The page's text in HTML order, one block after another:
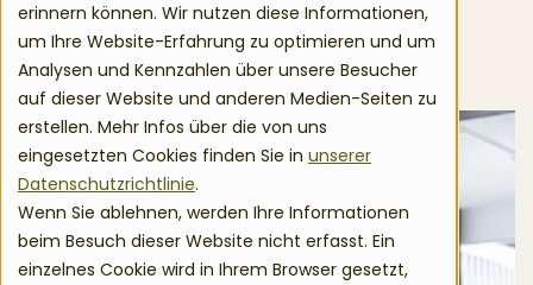
erinnern können. Wir nutzen diese Informationen,
um Ihre Website-Erfahrung zu optimieren und um
Analysen und Kennzahlen über unsere Besucher
auf dieser Website und anderen Medien-Seiten zu
erstellen. Mehr Infos über die von uns
eingesetzten Cookies finden Sie in unserer
Datenschutzrichtlinie.
Wenn Sie ablehnen, werden Ihre Informationen
beim Besuch dieser Website nicht erfasst. Ein
einzelnes Cookie wird in Ihrem Browser gesetzt,
Unsere Dienstleistungen